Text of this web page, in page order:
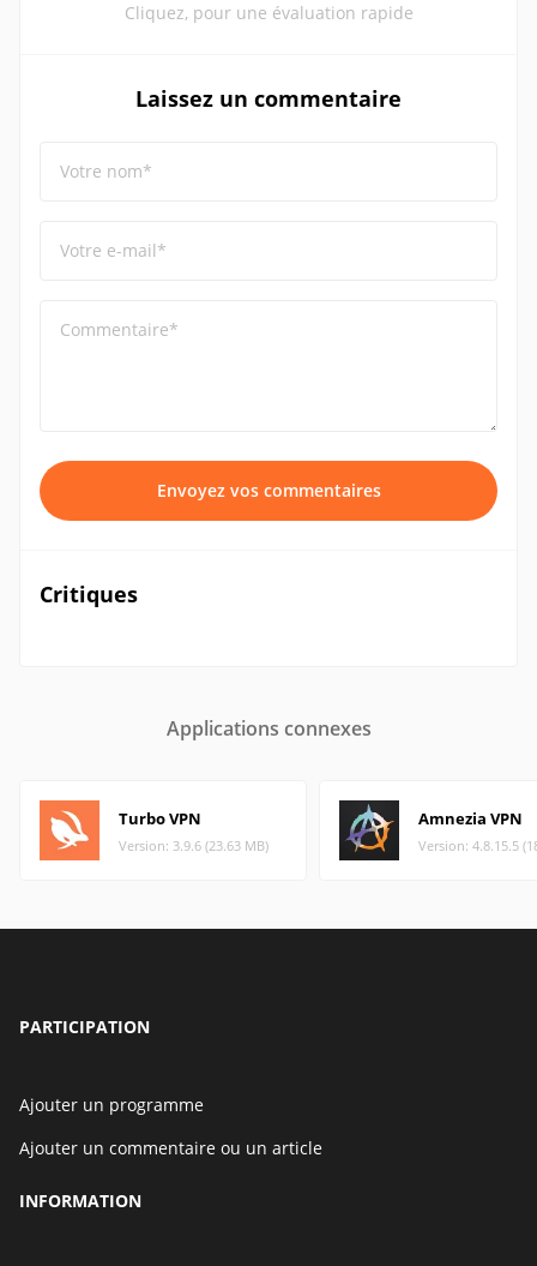
Cliquez, pour une évaluation rapide
Laissez un commentaire
Votre nom*
Votre e-mail*
Commentaire*
Envoyez vos commentaires
Critiques
Applications connexes
Turbo VPN
Version: 3.9.6 (23.63 MB)
Amnezia VPN
Version: 4.8.15.5
PARTICIPATION
Ajouter un programme
Ajouter un commentaire ou un article
INFORMATION